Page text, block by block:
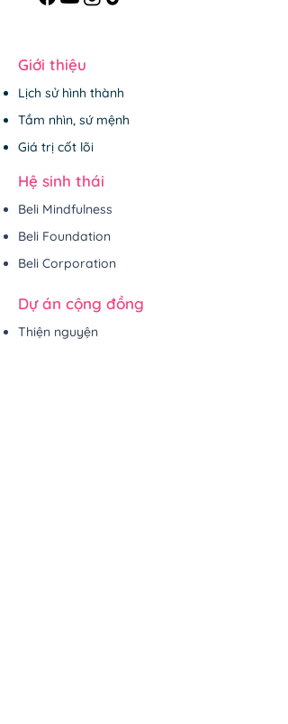
Giới thiệu
Lịch sử hình thành
Tầm nhìn, sứ mệnh
Giá trị cốt lõi
Hệ sinh thái
Beli Mindfulness
Beli Foundation
Beli Corporation
Dự án cộng đồng
Thiện nguyện